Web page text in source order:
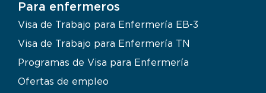
Para enfermeros
Visa de Trabajo para Enfermería EB-3
Visa de Trabajo para Enfermería TN
Programas de Visa para Enfermería
Ofertas de empleo